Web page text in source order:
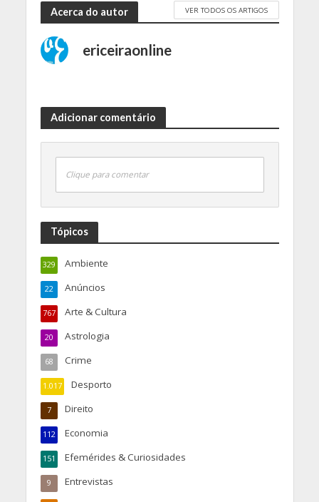
Acerca do autor VER TODOS OS ARTIGOS
ericeiraonline
Adicionar comentário
Clique para comentar
Tópicos
Ambiente
329
Anúncios
22
Arte & Cultura
767
Astrologia
20
Crime
68
Desporto
1.017
Direito
7
Economia
112
Efemérides & Curiosidades
151
Entrevistas
9